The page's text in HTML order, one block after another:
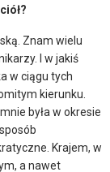
Znam wielu
I w jakiś
w ciągu tych
kierunku.
była w okresie
Krajem, w
a nawet